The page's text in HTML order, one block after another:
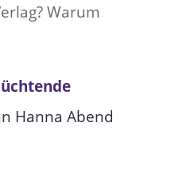
Warum